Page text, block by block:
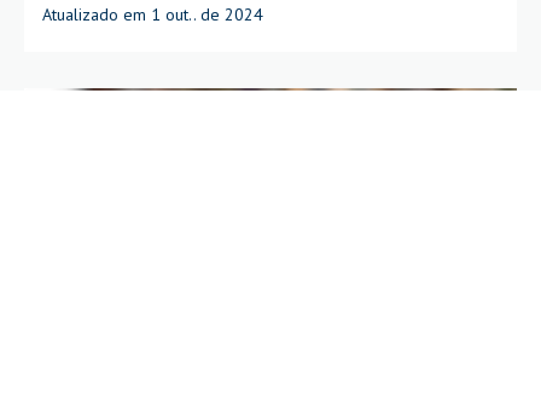
Atualizado em 1 out.. de 2024